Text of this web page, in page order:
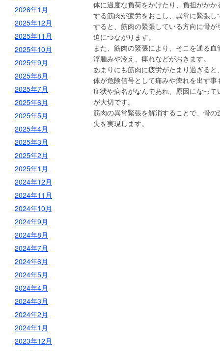
体に過度な負荷をかけたり、負担がか
する筋肉が疲労をおこし、異常に緊張
すると、筋肉の緊張している方向に骨
迫につながります。
また、筋肉の緊張により、そこを通る
浮腫みや冷え、痺れなどがおきます。
あまりにも筋肉に疲労がたまり過ぎる
体が危険信号として痛みや痺れを出す事
症状や病名がなんであれ、原因になっ
が大切です。
筋肉の異常緊張を解消することで、骨
失を実現します。
2026年1月
2025年12月
2025年11月
2025年10月
2025年9月
2025年8月
2025年7月
2025年6月
2025年5月
2025年4月
2025年3月
2025年2月
2025年1月
2024年12月
2024年11月
2024年10月
2024年9月
2024年8月
2024年7月
2024年6月
2024年5月
2024年4月
2024年3月
2024年2月
2024年1月
2023年12月